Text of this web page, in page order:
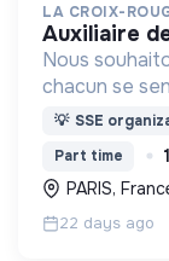
LA CROIX-
auxiliaire
Nous
chacun se
nous
💡 SSE
Part time
PARIS,
22 days ago